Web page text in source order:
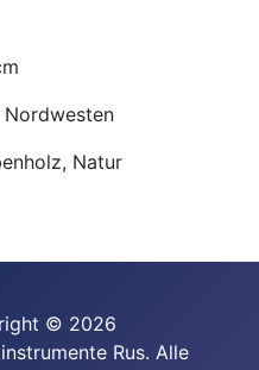
Nordwesten
Natur
© 2026
Rus. Alle